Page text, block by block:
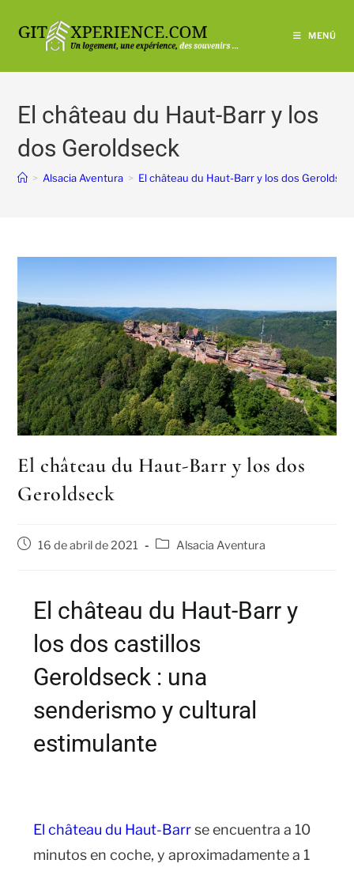
MENÚ
El château du Haut-Barr y los
dos Geroldseck
> Alsacia Aventura > El château du Haut-Barr y los dos
El château du Haut-Barr y los dos
Geroldseck
16 de abril de 2021 Alsacia Aventura
El château du Haut-Barr y
los dos castillos
Geroldseck : una
senderismo y cultural
estimulante
El château du Haut-Barrse encuentra a 10
minutos en coche, y aproximadamente a 1